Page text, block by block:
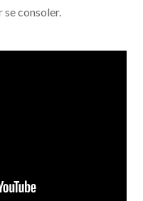
se consoler.